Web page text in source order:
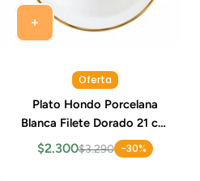
Oferta
Plato Hondo Porcelana
Blanca Filete Dorado 21 cm
360 ml Protel Oro Schmidt
$2.300$3.290 -30%